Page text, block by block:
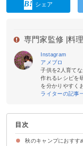
シェア
専門家監修 | 料
Instagram
アメブロ
子供を2人育て
作れるレシピを
を分かりやすく
ライターの記事
目次
秋のキャンプにおすす